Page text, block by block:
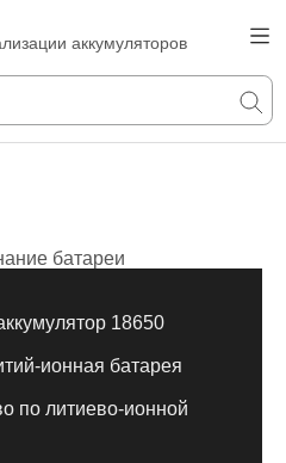
аккумуляторов
батареи
18650
ионная батарея
по литиево-ионной